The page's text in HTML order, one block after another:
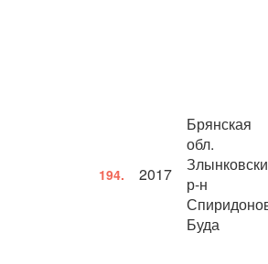
194. 2017
Брянская
обл.
р-н
Буда